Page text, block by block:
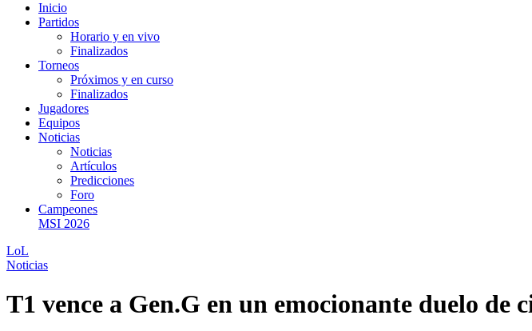
Inicio
Partidos
Horario y en vivo
Finalizados
Torneos
Próximos y en curso
Finalizados
Jugadores
Equipos
Noticias
Noticias
Artículos
Predicciones
Foro
Campeones
MSI 2026
LoL
Noticias
T1 vence a Gen.G en un emocionante duelo de